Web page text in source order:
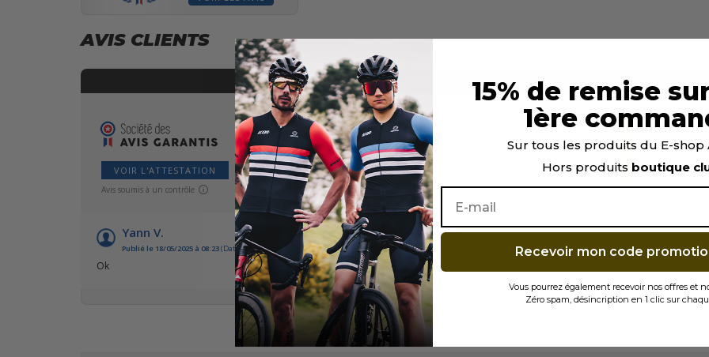
AVIS CLIENTS
AVIS À PROPOS DU PRODUIT
VOIR L'ATTESTATION
Avis soumis à un contrôle 1★ 2★
0
3★ 4★ 5★
Yann V.
Publié le 18/05/2025 à 08:23(Date de commande : 11/01/2025)
Ok
15% de remise
1ère
Sur tous les produits du E-shop
Hors produits boutique
Recevoir mon code
Vous pourrez également recevoir nos offres et
Zéro spam, désincription en 1 clic sur